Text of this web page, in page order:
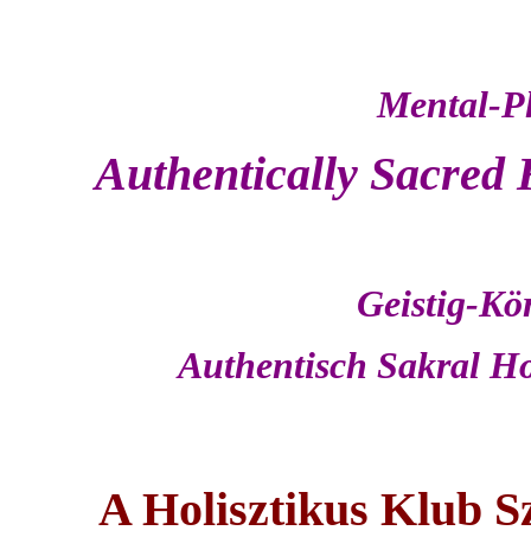
Mental-
Authentically
Geistig-
Authentisch Sakral
A Holisztikus Klub